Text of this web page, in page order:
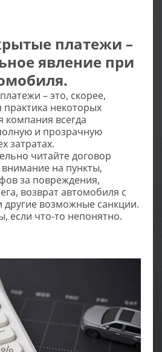
платежи –
явление при
– это, скорее,
практика некоторых
компания всегда
и прозрачную
затратах.
читайте договор
на пункты,
за повреждения,
возврат автомобиля с
возможные санкции.
если что-то непонятно.